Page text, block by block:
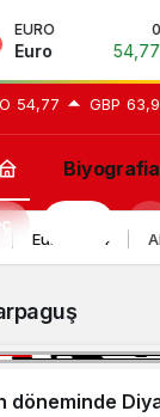
54,77
54,77 GBP
Biyografia
Euro 2024
döneminde